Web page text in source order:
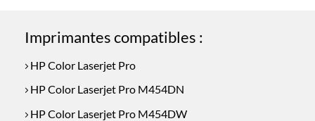
Imprimantes compatibles :
HP Color Laserjet Pro
HP Color Laserjet Pro M454DN
HP Color Laserjet Pro M454DW